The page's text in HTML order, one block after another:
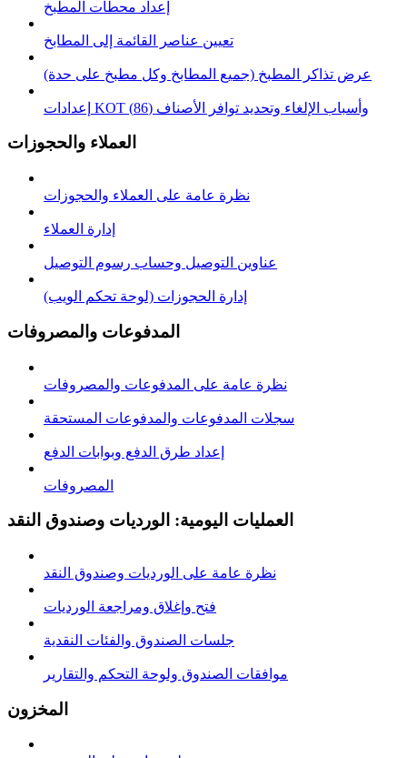
إعداد محطات المطبخ
تعيين عناصر القائمة إلى المطابخ
عرض تذاكر المطبخ (جميع المطابخ وكل مطبخ على حدة)
إعدادات KOT وأسباب الإلغاء وتحديد توافر الأصناف (86)
العملاء والحجوزات
نظرة عامة على العملاء والحجوزات
إدارة العملاء
عناوين التوصيل وحساب رسوم التوصيل
إدارة الحجوزات (لوحة تحكم الويب)
المدفوعات والمصروفات
نظرة عامة على المدفوعات والمصروفات
سجلات المدفوعات والمدفوعات المستحقة
إعداد طرق الدفع وبوابات الدفع
المصروفات
العمليات اليومية: الورديات وصندوق النقد
نظرة عامة على الوردیات وصندوق النقد
فتح وإغلاق ومراجعة الوردیات
جلسات الصندوق والفئات النقدية
موافقات الصندوق ولوحة التحكم والتقارير
المخزون